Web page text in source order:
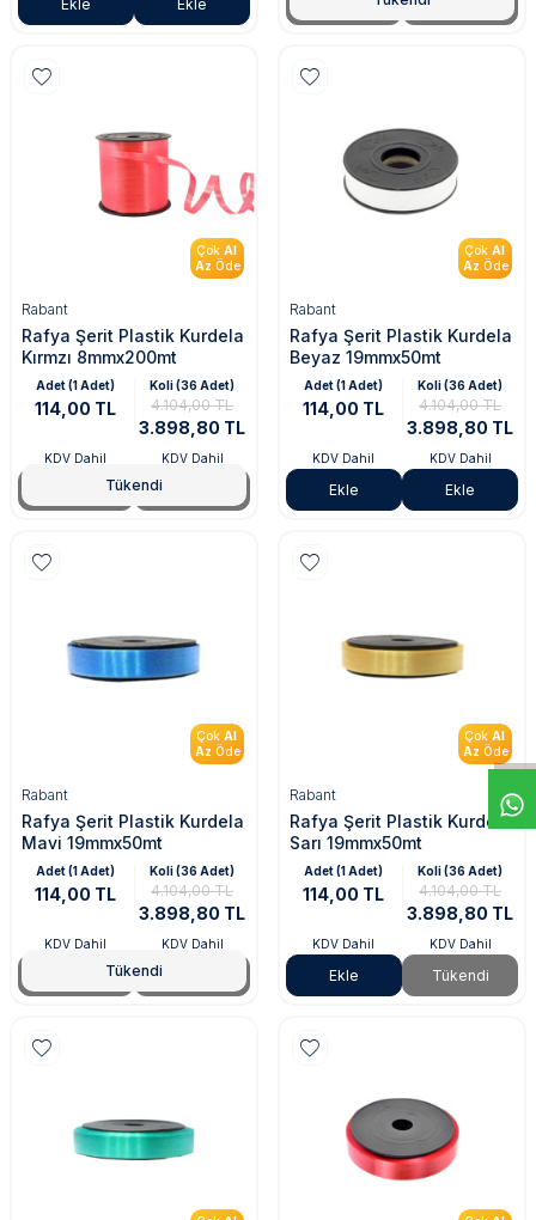
Ekle Ekle
Çok Al
Az Öde
Rabant
Rafya Şerit Plastik Kurdela
Kırmzı 8mmx200mt
Tükendi
Adet (1 Adet)
114,00 TL
KDV Dahil
Koli (36 Adet)
4.104,00 TL
3.898,80 TL
KDV Dahil
Çok Al
Az Öde
Rabant
Rafya Şerit Plastik Kurdela
Beyaz 19mmx50mt
Adet (1 Adet)
114,00 TL
KDV Dahil
Ekle
Koli (36 Adet)
4.104,00 TL
3.898,80 TL
KDV Dahil
Ekle
Çok Al
Az Öde
Rabant
Rafya Şerit Plastik Kurdela
Mavi 19mmx50mt
Tükendi
Adet (1 Adet)
114,00 TL
KDV Dahil
Koli (36 Adet)
4.104,00 TL
3.898,80 TL
KDV Dahil
Çok Al
Az Öde
Rabant
Rafya Şerit Plastik Kurdela
Sarı 19mmx50mt
Adet (1 Adet)
114,00 TL
KDV Dahil
Ekle
Koli (36 Adet)
4.104,00 TL
3.898,80 TL
KDV Dahil
Tükendi